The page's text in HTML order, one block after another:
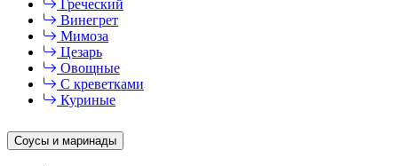
Греческий
Винегрет
Мимоза
Цезарь
Овощные
С креветками
Куриные
Соусы и маринады